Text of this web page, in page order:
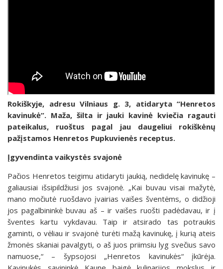
Rokiškyje, adresu Vilniaus g. 3, atidaryta “Henretos
kavinukė”. Maža, šilta ir jauki kavinė kviečia ragauti
pateikalus, ruoštus pagal jau daugeliui rokiškėnų
pažįstamos Henretos Pupkuvienės receptus.
Įgyvendinta vaikystės svajonė
Pačios Henretos teigimu atidaryti jaukią, nedidelę kavinukę –
galiausiai išsipildžiusi jos svajonė. „Kai buvau visai mažytė,
mano močiutė ruošdavo įvairias vaišes šventėms, o didžioji
jos pagalbininkė buvau aš – ir vaišes ruošti padėdavau, ir į
šventes kartu vykdavau. Taip ir atsirado tas potraukis
gaminti, o vėliau ir svajonė turėti mažą kavinukę, į kurią ateis
žmonės skaniai pavalgyti, o aš juos priimsiu lyg svečius savo
namuose,“ – šypsojosi „Henretos kavinukės“ įkūrėja.